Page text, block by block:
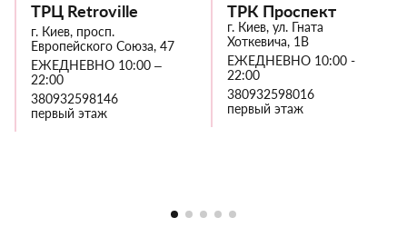
ТРЦ Retroville
г. Киев, просп.
Европейского Союза, 47
ЕЖЕДНЕВНО 10:00 –
22:00
380932598146
первый этаж
ТРК Проспект
г. Киев, ул. Гната
Хоткевича, 1В
ЕЖЕДНЕВНО 10:00 -
22:00
380932598016
первый этаж